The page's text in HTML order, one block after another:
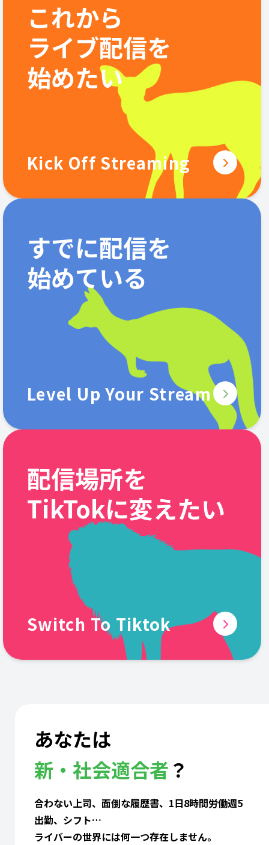
これから
ライブ配信を
始めたい
Kick Off Streaming
すでに配信を
始めている
Level Up Your Stream
配信場所を
TikTokに変えたい
Switch To Tiktok
あなたは
新・社会適合者？
合わない上司、面倒な履歴書、1日8時間労働週5
出勤、シフト…
ライバーの世界には何一つ存在しません。